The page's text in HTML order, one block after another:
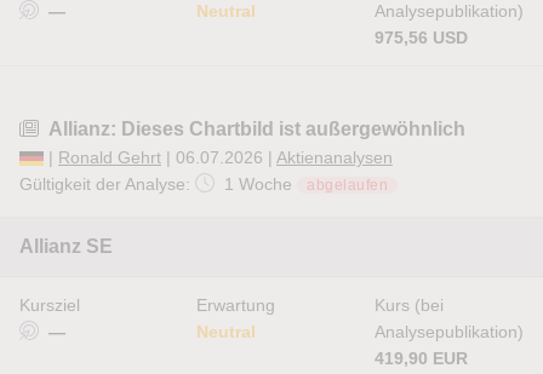
—
Neutral
Analysepublikation)
975,56 USD
Allianz: Dieses Chartbild ist außergewöhnlich
| Ronald Gehrt | 06.07.2026 | Aktienanalysen
Gültigkeit der Analyse:
1 Woche abgelaufen
Allianz SE
Kursziel
—
Erwartung
Neutral
Kurs (bei
Analysepublikation)
419,90 EUR